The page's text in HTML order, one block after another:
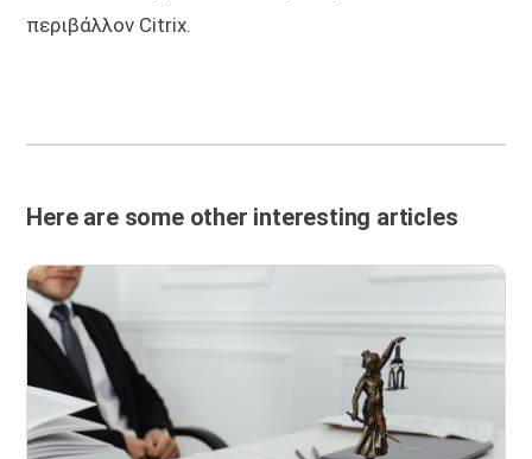
περιβάλλον Citrix.
Here are some other interesting articles